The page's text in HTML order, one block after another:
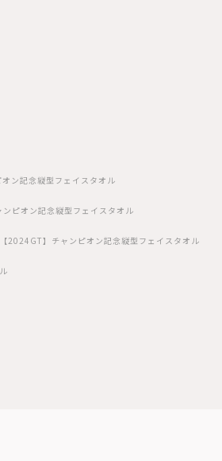
ン記念縦型フェイスタオル
ンピオン記念縦型フェイスタオル
【2024GT】チャンピオン記念縦型フェイスタオル